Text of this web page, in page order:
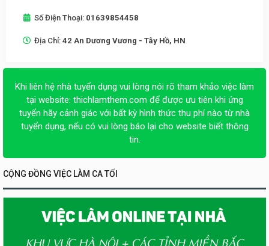
Số Điện Thoại: 01639854458
Địa Chỉ: 42 An Dương Vương - Tây Hồ, HN
Khi liên hệ nhà tuyển dụng vui lòng nói rõ tham khảo việc làm
tại website: thichlamthem.com để được ưu tiên khi ứng
tuyển hãy cảnh giác với bất kỳ hình thức thu phí nào từ nhà
tuyển dụng, nếu có vui lòng báo lại cho website biết thông
tin.
CỘNG ĐỒNG VIỆC LÀM CA TỐI